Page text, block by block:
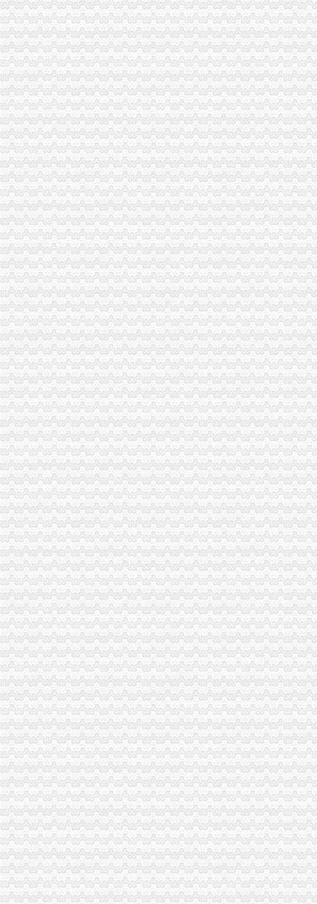
沙坪坝局抓住“五个关键”0元注册公司流程推动重点工作全面开展
江津局“两手抓”一元注册公司流程积构建食品安全监管长效机制
云局1元注册公司五措并举促农村经纪人健康发展
永川局0元注册公司流程化合同帮扶制度支持涉农企业发展
渝中“12315”一元注册公司巡查车再添便民服务新功能
沙坪坝局免费注册公司部分工商所上门验照贴花 促进监管服务两统一
永川局0元注册公司实施四项工程提升工商服务质量有实效
沙坪坝局以四型模范为指针造“四型”0元注册公司领导班子
双桥局重庆0元注册公司采取有效措施认真贯彻十七届三中全会精
巫溪局五步推进“依法行政、文明执法、树立形象”免费注册公司专项教育培训工
忠县局一元注册公司流程乌杨所设立食品咨询投诉点到企业
九龙坡局桷坪所查获一批冒“长安铃木”的重庆一元注册公司后视镜总成
市重庆免费注册公司局副巡视员高印平到高新区局检查指导工作
铜梁局化保障开展乳品市一元注册公司流程场清理整有实效
涪陵区出台《知名商标的重庆一元注册公司认定与保护办法》
停收“两费”0元注册公司月我市个体新发展数大幅增长
梁平局严把“四关”一元注册公司流程化成品油市场监管
九龙坡局重庆免费注册公司四加确保花博会顺利开幕
全市一元注册公司流程学校及周边安综合理专项整取得阶段成果
江北局重庆免费注册公司三个结合紧急清查含三聚氰胺液态奶
免费
qq空间克隆_克隆空间_qq背景墙图片大全_qq克隆空间免费下载
同花顺免费炒股软件下载_免费PC股票软件排行榜_同花顺下载中心
免费公司
苏州街3号大恒科技大厦免费公司注册【今日推荐网-北京工商/税务/财
【成都MFG创客联邦】创业免费体验季/免费公司注册
免费注册
0元免费注册公司,代理记账99元起。-南宁58同城
免费注册有体验金_免费注册有体验金-华股财经
免费注册公司流程
上海注册一家公司,注册公司的流程及费用都有哪些?-知乎
上海园区注册公司_奉贤注册公司_上海免费公司注册_合资公司注册流
0元注册公司流程
【南通教育公司注册_科技教育公司注册_教育公司注册流程】-南通赶
【图】公司0元注册,代理记账_六安工商注册_六安列表网
一元注册公司流程
【图】在成都注册一家公司需要的流程和费用有哪些？_成都工商注册_
温州启动注册资本登记制度改革一元钱也能办公司-浙商动态-浙商频道-
一元公司
浦口区工商局核发全区张一元公司营业执照
【章节】斗鱼之级乌鸦嘴第二十一章一元公司总部的那点儿破事儿
1元注册公司
1元注册公司！做账每月只需149元！【今日推荐网-广州工商/税务/财务
1元注册公司的个人主页-WeCenter社交化问答社区程序
0元注册公司
0元注册公司代办工商全套手续-聊城58同城
新都0元注册公司,代理记账,公司转让,注销成都工商年检今题网
重庆一元注册公司
公司已经在重庆公积金管理中心注册了一个账号了,公司四月份已经
重庆元邦农业发展有限公司
重庆0元注册公司
重庆都尚装修有限公司-土巴兔装修网
【知识产权管理规范】-贯彻企业知识产权管理管规范认定（励补助
重庆免费注册公司
重庆冰盈注册安全工程师事务所有限公司
重庆九龙坡商标注册找哪个公司？_第1页_重庆E线广告设计策划_职场
免费注册公司
徐州专业免费公司注册_徐州商务服务-徐州-苏北信息港
潍坊免费公司注册、潍坊明诚代理记账、潍坊免费公司注册工商代理-